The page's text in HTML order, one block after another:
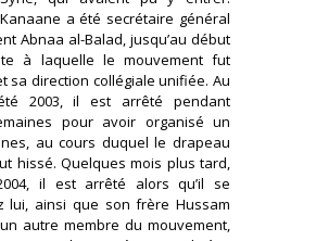
a été secrétaire général
Abnaa al-Balad, jusqu’au début
à laquelle le mouvement fut
sa direction collégiale unifiée. Au
2003, il est arrêté pendant
pour avoir organisé un
au cours duquel le drapeau
hissé. Quelques mois plus tard,
il est arrêté alors qu’il se
lui, ainsi que son frère Hussam
autre membre du mouvement,